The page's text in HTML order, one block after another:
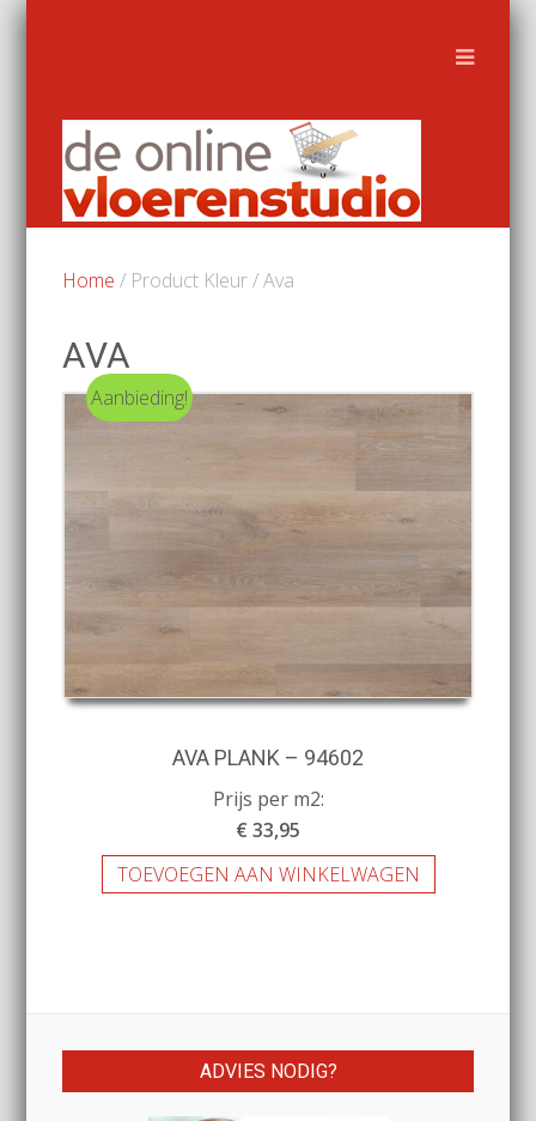
Home / Product Kleur / Ava
AVA
Aanbieding!
AVA PLANK – 94602
Prijs per m2:
€ 33,95
TOEVOEGEN AAN WINKELWAGEN
ADVIES NODIG?